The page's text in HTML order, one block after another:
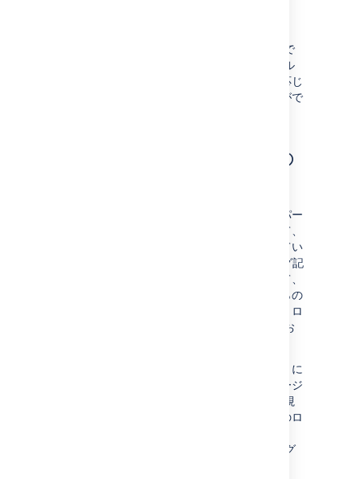
それぞれの監査ログは JSON エントリの形式で
監査ログ ファイルに書き込まれます。ファイル
の各行が 1 つのイベントを表します。必要に応じ
を使用して簡単な検索を行うことがで
ログ記録エージェントとの
大多数のエンタープライズ環境では、サードパー
ティ製のログ記録プラットフォームを使用して、
すべてのホストのログを集計、保存、管理してい
ます。AWS CloudWatch や Splunk などのログ記
を使用して、
環境内の各ホストのログを収集します。これらの
エージェントは各ホストにインストールされ、ロ
ーカル ログを収集して、集計、分析、監査、お
ご利用のログ記録プラットフォームがこのように
エージェントを使用する場合、各ノードにエージ
ェントを構成して監査ログ ファイルを直接監視
できます。ほとんどの大手プラットフォームのロ
Splunk、ELK、Sumo Logic など) には監査ログ